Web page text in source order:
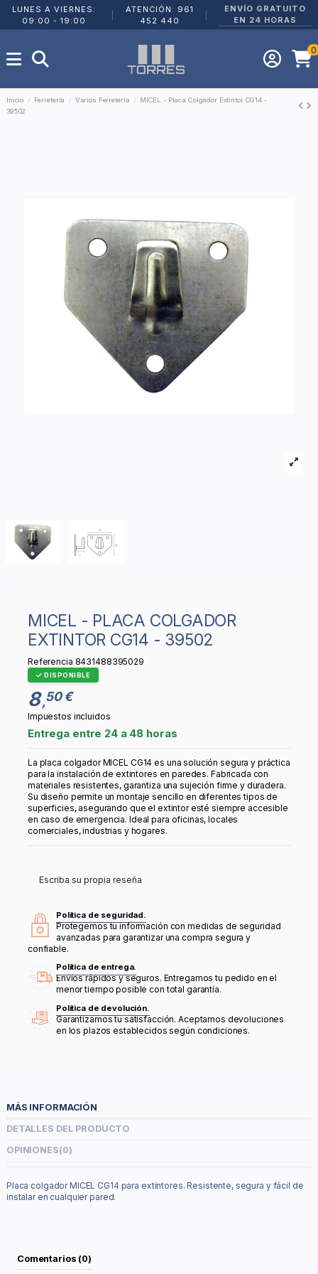
LUNES A VIERNES:
09:00 - 19:00
ATENCIÓN: 961
452 440
ENVÍO GRATUITO
EN 24 HORAS
0
Inicio Ferretería Varios Ferretería
MICEL - Placa Colgador Extintor CG14 -
39502
MICEL - PLACA COLGADOR
EXTINTOR CG14 - 39502
Referencia 8431488395029
DISPONIBLE
8,50 €
Impuestos incluidos
Entrega entre 24 a 48 horas
La placa colgador MICEL CG14 es una solución segura y práctica
para la instalación de extintores en paredes. Fabricada con
materiales resistentes, garantiza una sujeción firme y duradera.
Su diseño permite un montaje sencillo en diferentes tipos de
superficies, asegurando que el extintor esté siempre accesible
en caso de emergencia. Ideal para oficinas, locales
comerciales, industrias y hogares.
Escriba su propia reseña
Política de seguridad.
Protegemos tu información con medidas de seguridad
avanzadas para garantizar una compra segura y
confiable.
Política de entrega.
Envíos rápidos y seguros. Entregamos tu pedido en el
menor tiempo posible con total garantía.
Política de devolución.
Garantizamos tu satisfacción. Aceptamos devoluciones
en los plazos establecidos según condiciones.
MÁS INFORMACIÓN
DETALLES DEL PRODUCTO
OPINIONES(0)
Placa colgador MICEL CG14 para extintores. Resistente, segura y fácil de
instalar en cualquier pared.
Comentarios (0)